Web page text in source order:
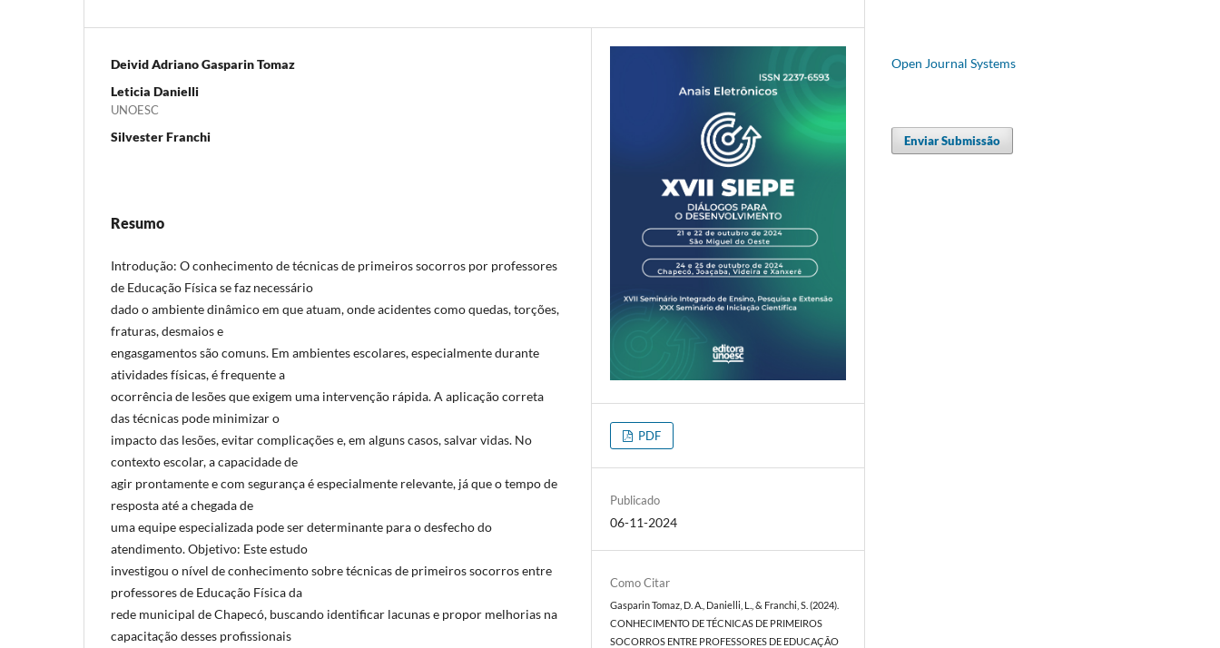
Deivid Adriano Gasparin Tomaz
Leticia Danielli
UNOESC
Silvester Franchi
Resumo
Introdução: O conhecimento de técnicas de primeiros socorros por professores
de Educação Física se faz necessário
dado o ambiente dinâmico em que atuam, onde acidentes como quedas, torções,
fraturas, desmaios e
engasgamentos são comuns. Em ambientes escolares, especialmente durante
atividades físicas, é frequente a
ocorrência de lesões que exigem uma intervenção rápida. A aplicação correta
das técnicas pode minimizar o
impacto das lesões, evitar complicações e, em alguns casos, salvar vidas. No
contexto escolar, a capacidade de
agir prontamente e com segurança é especialmente relevante, já que o tempo de
resposta até a chegada de
uma equipe especializada pode ser determinante para o desfecho do
atendimento. Objetivo: Este estudo
investigou o nível de conhecimento sobre técnicas de primeiros socorros entre
professores de Educação Física da
rede municipal de Chapecó, buscando identificar lacunas e propor melhorias na
capacitação desses profissionais
PDF
Publicado
06-11-2024
Como Citar
Gasparin Tomaz, D. A., Danielli, L., & Franchi, S. (2024).
CONHECIMENTO DE TÉCNICAS DE PRIMEIROS
SOCORROS ENTRE PROFESSORES DE EDUCAÇÃO
Open Journal Systems
Enviar Submissão